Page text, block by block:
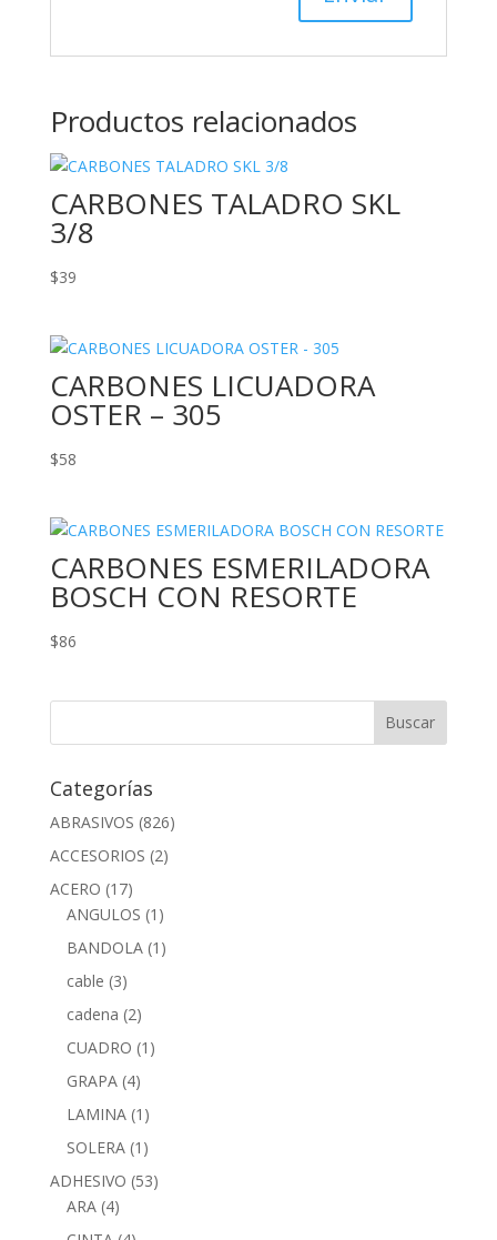
Productos relacionados
CARBONES TALADRO SKL
3/8
$39
CARBONES LICUADORA
OSTER – 305
$58
CARBONES ESMERILADORA
BOSCH CON RESORTE
$86
Categorías
ABRASIVOS (826)
ACCESORIOS (2)
ACERO (17)
ANGULOS (1)
BANDOLA (1)
cable (3)
cadena (2)
CUADRO (1)
GRAPA (4)
LAMINA (1)
SOLERA (1)
ADHESIVO (53)
ARA (4)